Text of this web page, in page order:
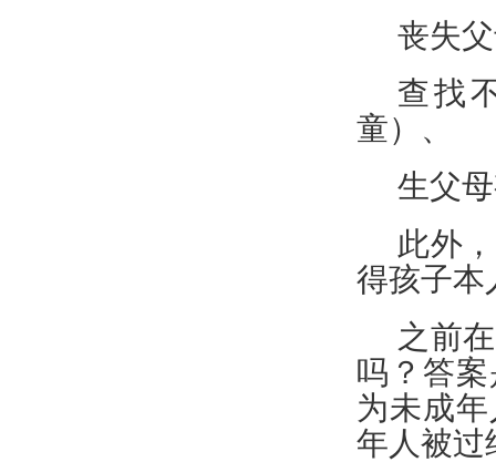
丧失
查找
童）、
生父
此外
得孩子本
之前
吗？答
为未成
年人被过